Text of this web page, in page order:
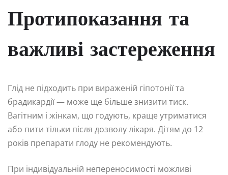
Протипоказання та
важливі застереження
Глід не підходить при вираженій гіпотонії та
брадикардії — може ще більше знизити тиск.
Вагітним і жінкам, що годують, краще утриматися
або пити тільки після дозволу лікаря. Дітям до 12
років препарати глоду не рекомендують.
При індивідуальній непереносимості можливі